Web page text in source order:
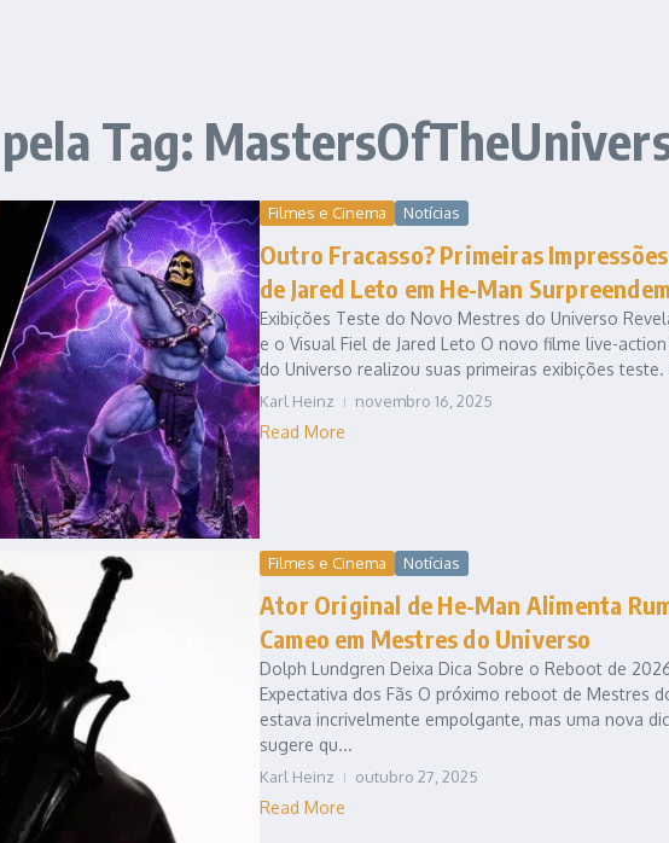
Tag:
Filmes e Cinema Notícias
Outro Fracasso? Primeiras
de Jared Leto em He-Man Surpreendem
Exibições Teste do Novo Mestres do Universo
e o Visual Fiel de Jared Leto O novo filme live-
do Universo realizou suas primeiras exibições teste.
Karl Heinz novembro 16, 2025
Read More
Filmes e Cinema Notícias
Ator Original de He-Man Alimenta
Cameo em Mestres do Universo
Dolph Lundgren Deixa Dica Sobre o Reboot de
Expectativa dos Fãs O próximo reboot de Mestres
estava incrivelmente empolgante, mas uma nova
sugere qu...
Karl Heinz outubro 27, 2025
Read More